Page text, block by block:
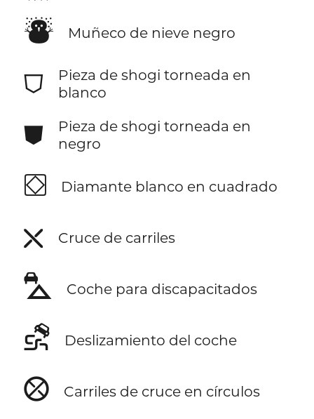
⛇ Muñeco de nieve negro
⛉
Pieza de shogi torneada en
blanco
⛊
Pieza de shogi torneada en
negro
⛋ Diamante blanco en cuadrado
⛌ Cruce de carriles
⛍ Coche para discapacitados
⛐ Deslizamiento del coche
⛒ Carriles de cruce en círculos